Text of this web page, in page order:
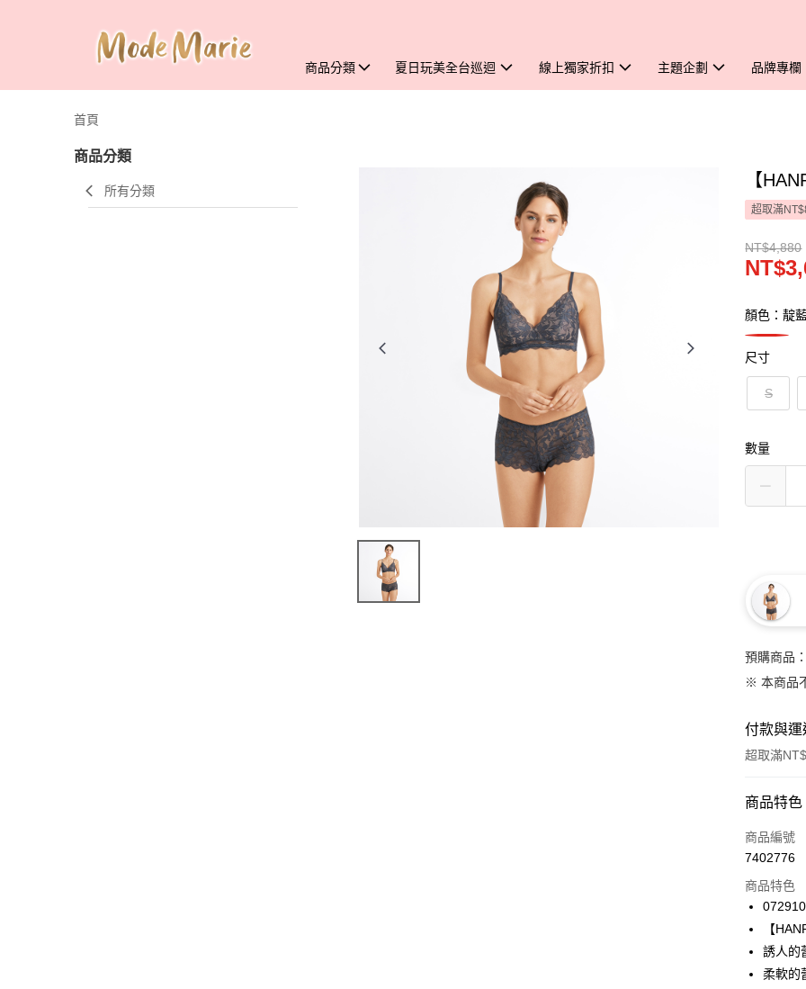
商品分類 夏日玩美全台巡迴 線上獨家折扣 主題企劃 品牌專欄
首頁
商品分類
所有分類
【
超取滿
NT$4,880
顏色：靛
尺寸
S
數量
預購商品
※ 本商品
付款與
超取滿
付款方式
信用卡一
合作金
華南商
國泰世
LINE Pay
商品特色
商品編號
7402776
商品特色
【
誘人的
柔軟的